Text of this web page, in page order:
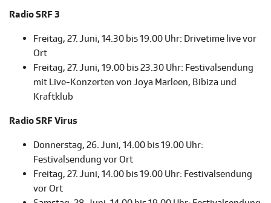
Radio SRF 3
Freitag, 27. Juni, 14.30 bis 19.00 Uhr: Drivetime live vor
Ort
Freitag, 27. Juni, 19.00 bis 23.30 Uhr: Festivalsendung
mit Live-Konzerten von Joya Marleen, Bibiza und
Kraftklub
Radio SRF Virus
Donnerstag, 26. Juni, 14.00 bis 19.00 Uhr:
Festivalsendung vor Ort
Freitag, 27. Juni, 14.00 bis 19.00 Uhr: Festivalsendung
vor Ort